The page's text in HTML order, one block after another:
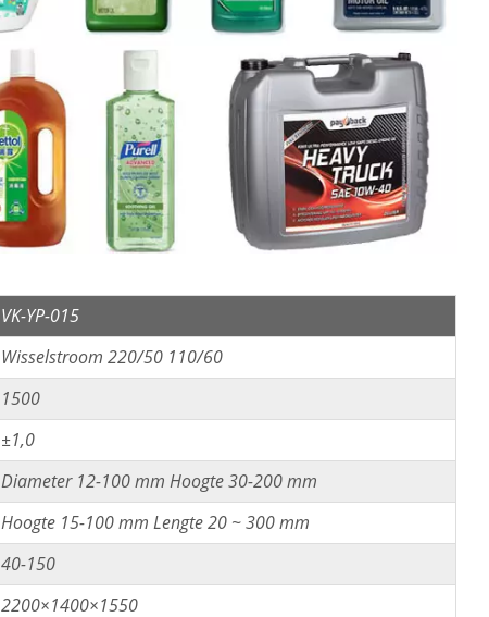
VK-YP-015
Wisselstroom 220/50 110/60
1500
±1,0
Diameter 12-100 mm Hoogte 30-200 mm
Hoogte 15-100 mm Lengte 20 ~ 300 mm
40-150
2200×1400×1550